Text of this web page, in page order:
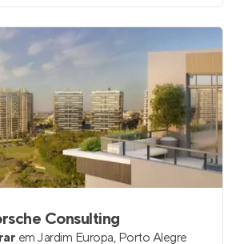
Consulting
em Jardim Europa, Porto Alegre